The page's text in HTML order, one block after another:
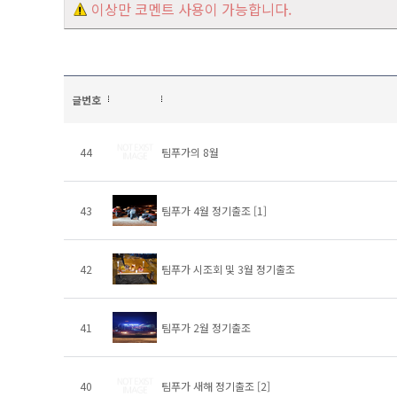
이상만 코멘트 사용이 가능합니다.
글번호
44 팀푸가의 8월
43 팀푸가 4월 정기출조 [1]
42 팀푸가 시조회 및 3월 정기출조
41 팀푸가 2월 정기출조
40 팀푸가 새해 정기출조 [2]